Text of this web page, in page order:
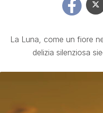
La Luna, come un fiore
delizia silenziosa